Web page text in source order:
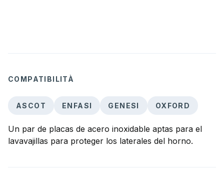
COMPATIBILITÀ
ASCOT ENFASI GENESI OXFORD
Un par de placas de acero inoxidable aptas para el
lavavajillas para proteger los laterales del horno.